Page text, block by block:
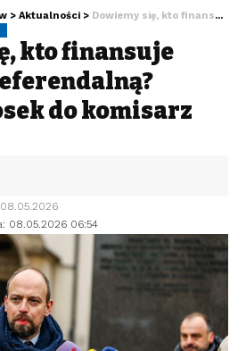
> Aktualności > Dowiemy się, kto finansuje kampanię referendalną? Będzie wniosek do komisarz wyborczej
kto finansuje
do komisarz
08.05.2026 06:54